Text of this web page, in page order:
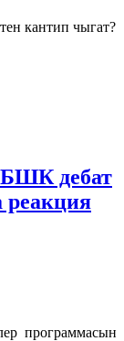
кантип чыгат?
дебат
реакция
программасын